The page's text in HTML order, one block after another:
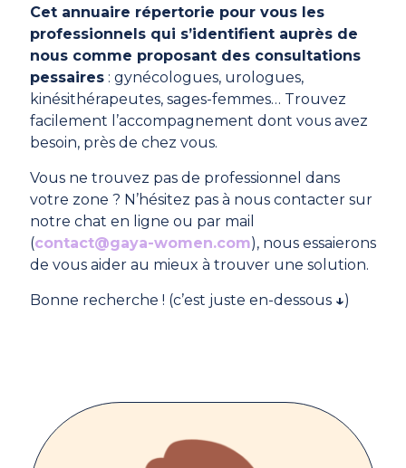
Cet annuaire répertorie pour vous les
professionnels qui s’identifient auprès de
nous comme proposant des consultations
pessaires : gynécologues, urologues,
kinésithérapeutes, sages-femmes… Trouvez
facilement l’accompagnement dont vous avez
besoin, près de chez vous.
Vous ne trouvez pas de professionnel dans
votre zone ? N’hésitez pas à nous contacter sur
notre chat en ligne ou par mail
(contact@gaya-women.com), nous essaierons
de vous aider au mieux à trouver une solution.
Bonne recherche ! (c’est juste en-dessous ↓)